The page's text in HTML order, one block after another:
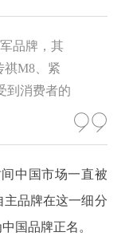
品牌，其
祺M8、紧
到消费者的
中国市场一直被
品牌在这一细分
国品牌正名。